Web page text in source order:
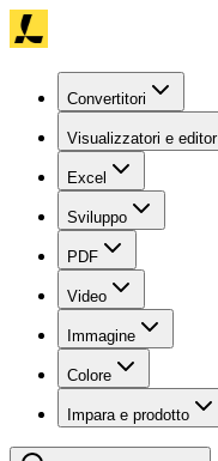
Convertitori
Visualizzatori e editor
Excel
Sviluppo
PDF
Video
Immagine
Colore
Impara e prodotto